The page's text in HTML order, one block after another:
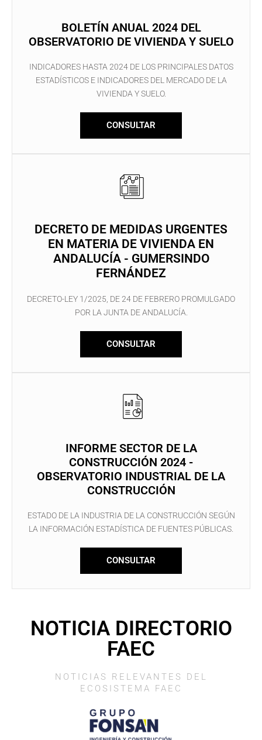
BOLETÍN ANUAL 2024 DEL
OBSERVATORIO DE VIVIENDA Y SUELO
INDICADORES HASTA 2024 DE LOS PRINCIPALES DATOS
ESTADÍSTICOS E INDICADORES DEL MERCADO DE LA
VIVIENDA Y SUELO.
CONSULTAR
DECRETO DE MEDIDAS URGENTES
EN MATERIA DE VIVIENDA EN
ANDALUCÍA - GUMERSINDO
FERNÁNDEZ
DECRETO-LEY 1/2025, DE 24 DE FEBRERO PROMULGADO
POR LA JUNTA DE ANDALUCÍA.
CONSULTAR
INFORME SECTOR DE LA
CONSTRUCCIÓN 2024 -
OBSERVATORIO INDUSTRIAL DE LA
CONSTRUCCIÓN
ESTADO DE LA INDUSTRIA DE LA CONSTRUCCIÓN SEGÚN
LA INFORMACIÓN ESTADÍSTICA DE FUENTES PÚBLICAS.
CONSULTAR
NOTICIA DIRECTORIO
FAEC
NOTICIAS RELEVANTES DEL
ECOSISTEMA FAEC